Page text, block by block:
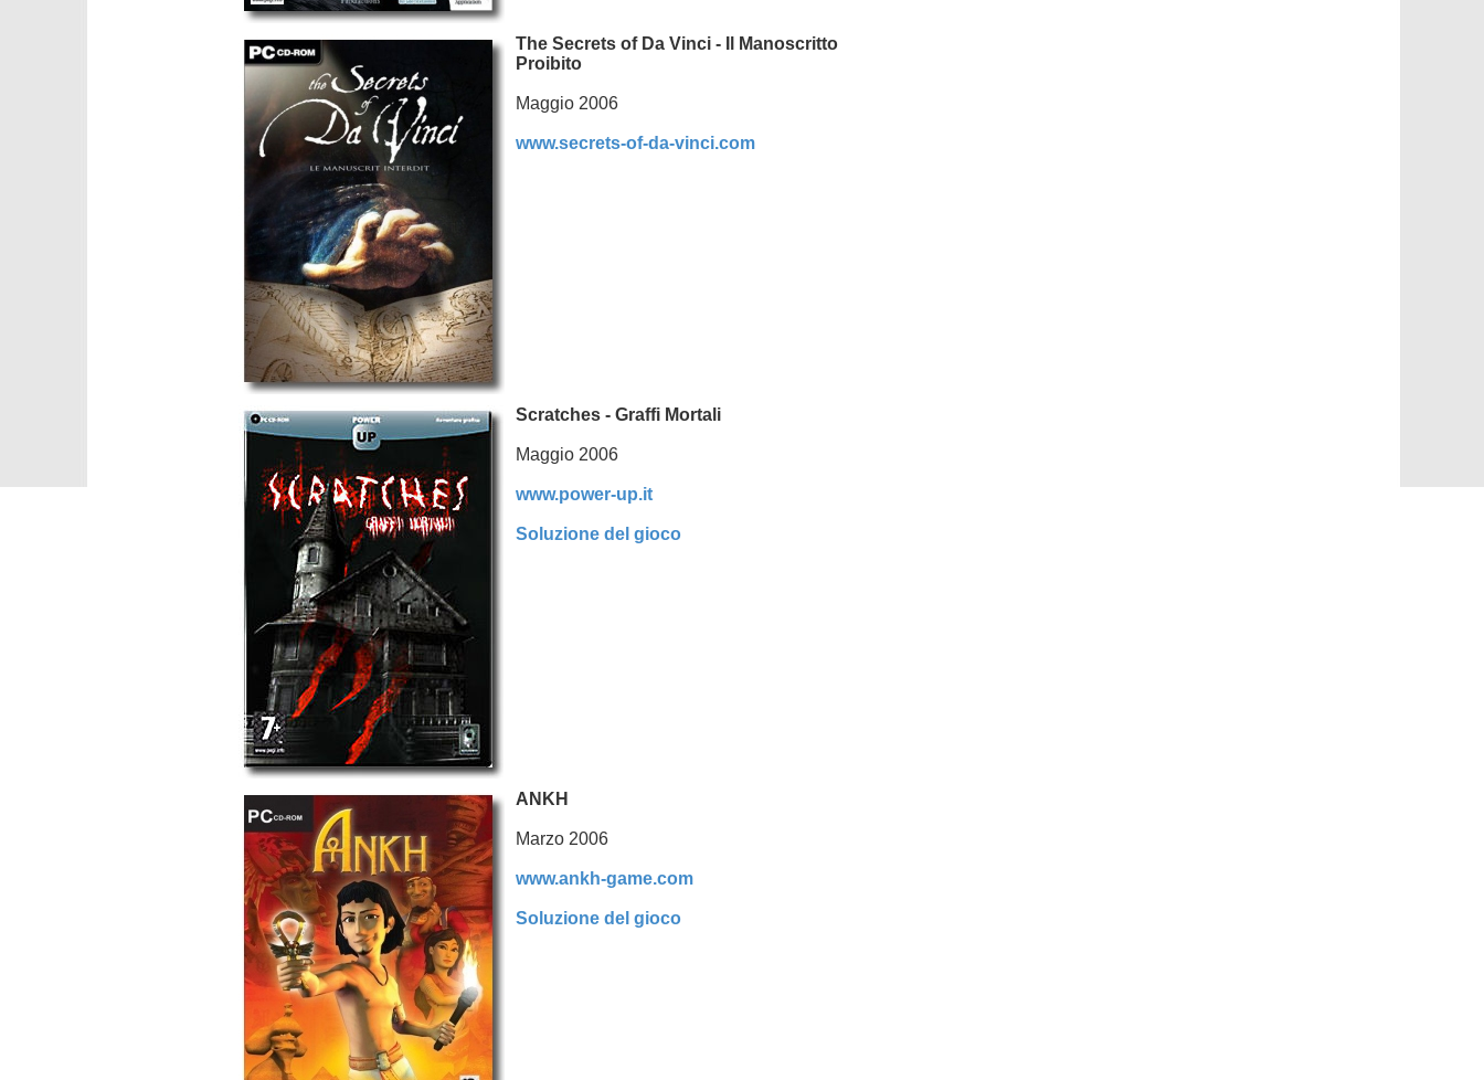
The Secrets of Da Vinci - Il Manoscritto
Proibito
Maggio 2006
www.secrets-of-da-vinci.com
Scratches - Graffi Mortali
Maggio 2006
www.power-up.it
Soluzione del gioco
ANKH
Marzo 2006
www.ankh-game.com
Soluzione del gioco